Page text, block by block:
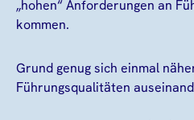
„hohen“ Anforderungen an
kommen.
Grund genug sich einmal
Führungsqualitäten